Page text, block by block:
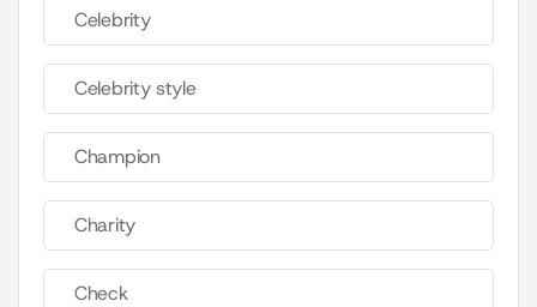
Celebrity
Celebrity style
Champion
Charity
Check